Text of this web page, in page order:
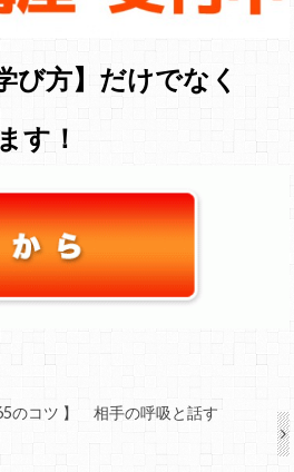
び方】だけでなく
す！
のコツ 】 相手の呼吸と話す